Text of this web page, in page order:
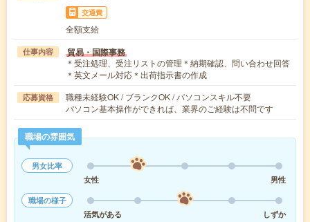
交通費
全額支給
仕事内容 貿易・国際事務
＊受注処理、受注リストの管理＊納期確認、問い合わせ回答
＊英文メール対応＊出荷指示書の作成
応募資格
職種未経験OK / ブランクOK / パソコンスキル不要
パソコン基本操作ができれば、業界のご経験は不問です
職場の雰囲気
男女比率
女性
男性
職場の様子
活気がある
しずか